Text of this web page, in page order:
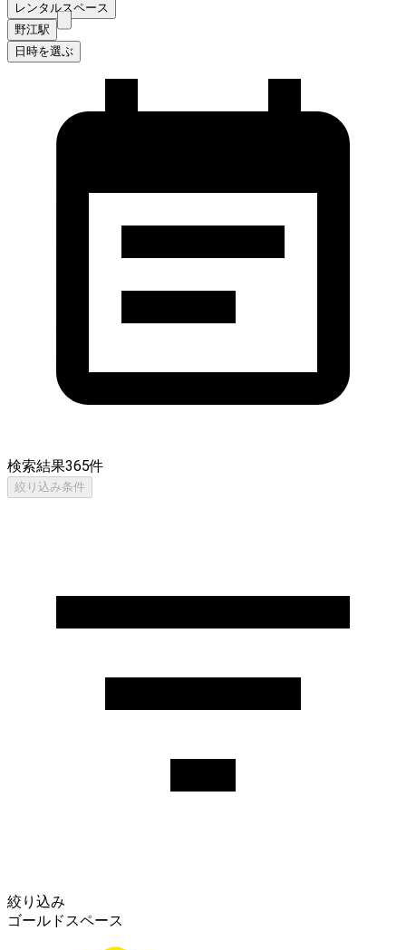
レンタルスペース
野江駅
日時を選ぶ
検索結果365件
絞り込み条件
絞り込み
ゴールドスペース